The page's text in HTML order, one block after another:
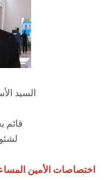
السيد
قائم
اختصاصات الأمين